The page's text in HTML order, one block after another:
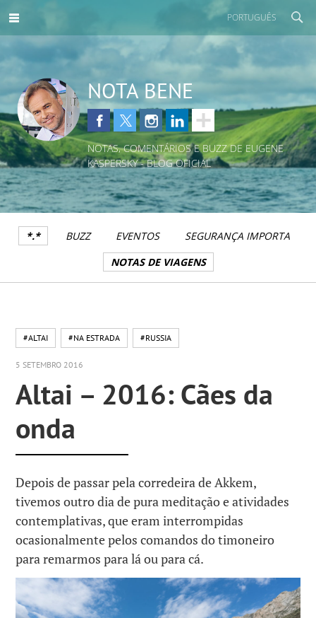
PORTUGUÊS
NOTA BENE
NOTAS, COMENTÁRIOS E BUZZ DE EUGENE
KASPERSKY - BLOG OFICIAL
*.* BUZZ EVENTOS
SEGURANÇA IMPORTA
NOTAS DE VIAGENS
#ALTAI #NA ESTRADA #RUSSIA
5 SETEMBRO 2016
Altai – 2016: Cães da
onda
Depois de passar pela corredeira de Akkem,
tivemos outro dia de pura meditação e atividades
contemplativas, que eram interrompidas
ocasionalmente pelos comandos do timoneiro
para remarmos para lá ou para cá.